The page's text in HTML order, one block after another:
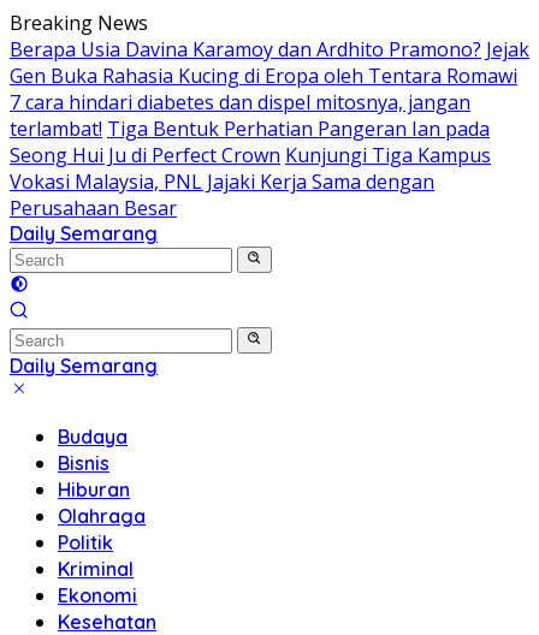
Skip
to
content
Breaking News
Berapa Usia Davina Karamoy dan Ardhito Pramono? Jejak
Gen Buka Rahasia Kucing di Eropa oleh Tentara Romawi
7 cara hindari diabetes dan dispel mitosnya, jangan
terlambat! Tiga Bentuk Perhatian Pangeran Ian pada
Seong Hui Ju di Perfect Crown Kunjungi Tiga Kampus
Vokasi Malaysia, PNL Jajaki Kerja Sama dengan
Perusahaan Besar
Daily Semarang
"Semarang
Hari
Ini:
Informasi
Terkini
untuk
Daily Semarang
"Semarang
Informasi
Terkini
untuk
Anda"
Budaya
Bisnis
Hiburan
Olahraga
Politik
Kriminal
Ekonomi
Kesehatan